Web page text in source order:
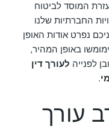
המוסד לביטוח
החברתיות שלנו
נפרט אודות האופן
באופן המהיר,
לפנייה לעורך דין
.
עורך